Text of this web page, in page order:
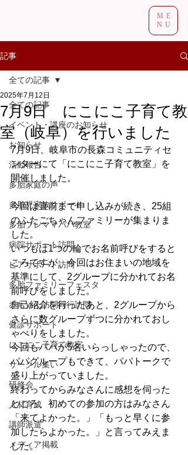
ME
NU
記事
全ての記事
イベント・講座のお知らせ
お知らせ
活動報告
多胎家庭の声
多胎児家族サポート
多胎プレママパパ教室
病院サポート訪問
ピアサポート訪問
多胎ファミリーフェスタ
赤ちゃん訪問同行訪問
健診サポート
にこにこ子育て教室
サークル集い
研修会
人材育成
講師派遣
メディア掲載
全ての記事
7月9日 にこにこ子育て教
室（岐阜）を行いました
2025年7月12日
7月9日、岐阜市の長森コミュニティセ
ンターにて「にこにこ子育て教室」を
開催しました。
今回は直前まで申し込みが続き、25組
のふたごちゃんファミリーが集まりま
した。
いつもは1つの輪でお名前呼びをすると
ころですが、今回はお住まいの地域を
基準にして、2グループに分かれてお名
前呼びをしました。
自己紹介を行ったあと、2グループから
さらに数グループずつに分かれておし
ゃべりをしました。
今回もパパが5名いらっしゃったので、
パパグループもできて、パパトークで
盛り上がっていました。
終わってからみなさんに感想を伺った
ところ、初めての参加の方はみなさん
「来てよかった。」「もっと早くに参
加したらよかった。」と言ってみえま
した。